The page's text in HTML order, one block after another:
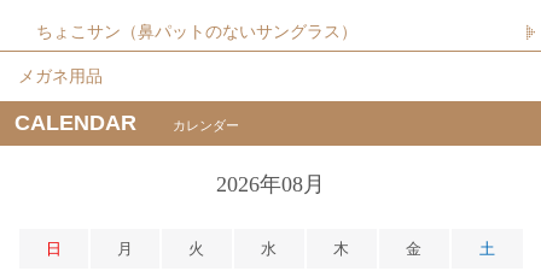
ちょこサン（鼻パットのないサングラス）
メガネ用品
CALENDAR カレンダー
2026年08月
日 月 火 水 木 金 土